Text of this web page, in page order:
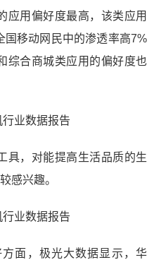
应用偏好度最高，该类应用
国移动网民中的渗透率高7%
综合商城类应用的偏好度也
具，对能提高生活品质的生
感兴趣。
面，极光大数据显示，华